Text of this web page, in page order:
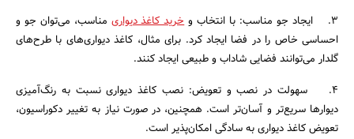
3. ایجاد جو مناسب: با انتخاب و
خرید کاغذ دیواری مناسب، می‌توان جو و
احساسی خاص را در فضا ایجاد کرد. برای مثال، کاغذ دیواری‌های با طرح‌های
گلدار می‌توانند فضایی شاداب و طبیعی ایجاد کنند.
4. سهولت در نصب و تعویض: نصب کاغذ دیواری نسبت به رنگ‌آمیزی
دیوارها سریع‌تر و آسان‌تر است. همچنین، در صورت نیاز به تغییر دکوراسیون،
تعویض کاغذ دیواری به سادگی امکان‌پذیر است.